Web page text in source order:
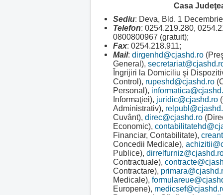
Casa
Sediu: Deva, Bld. 1
Telefon: 0254.219.280,
0800800967 (gratuit);
Fax: 0254.218.911;
Mail: dirgenhd@cjashd.ro
General),
Îngrijiri la Domiciliu şi
Control), rupeshd@cjashd.ro
Personal),
Informaţiei), juridic@cjashd.ro
Administrativ),
Cuvânt), direc@cjashd.ro
Economic),
Financiar, Contabilitate),
Concedii Medicale),
Publice),
Contractuale),
Contractare),
Medicale),
Europene),